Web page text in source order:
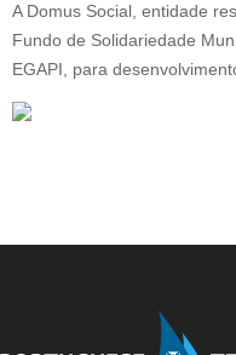
A Domus Social, entidade
Fundo de Solidariedade
EGAPI, para